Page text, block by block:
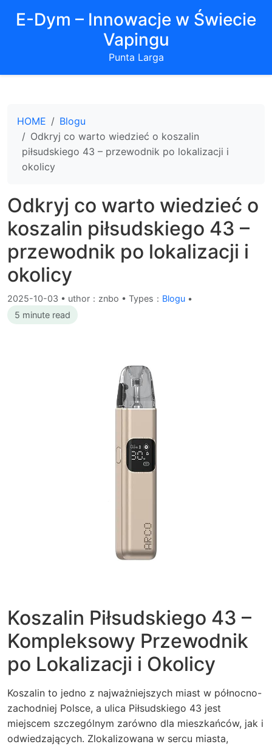
E-Dym – Innowacje w Świecie
Vapingu
Punta Larga
HOME
Blogu
Odkryj co warto wiedzieć o koszalin
piłsudskiego 43 – przewodnik po lokalizacji i
okolicy
Odkryj co warto wiedzieć o
koszalin piłsudskiego 43 –
przewodnik po lokalizacji i
okolicy
2025-10-03 • uthor：znbo • Types： Blogu •
5 minute read
Koszalin Piłsudskiego 43 –
Kompleksowy Przewodnik
po Lokalizacji i Okolicy
Koszalin to jedno z najważniejszych miast w północno-
zachodniej Polsce, a ulica Piłsudskiego 43 jest
miejscem szczególnym zarówno dla mieszkańców, jak i
odwiedzających. Zlokalizowana w sercu miasta,